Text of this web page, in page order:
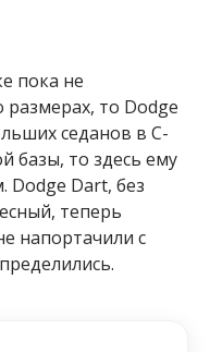
пока не
размерах, то Dodge
седанов в С-
базы, то здесь ему
Dodge Dart, без
теперь
напортачили с